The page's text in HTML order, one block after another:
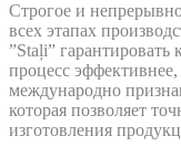
Строгое и
всех этапах
”Staļi” гарантировать
процесс
международно
которая позволяет
изготовления